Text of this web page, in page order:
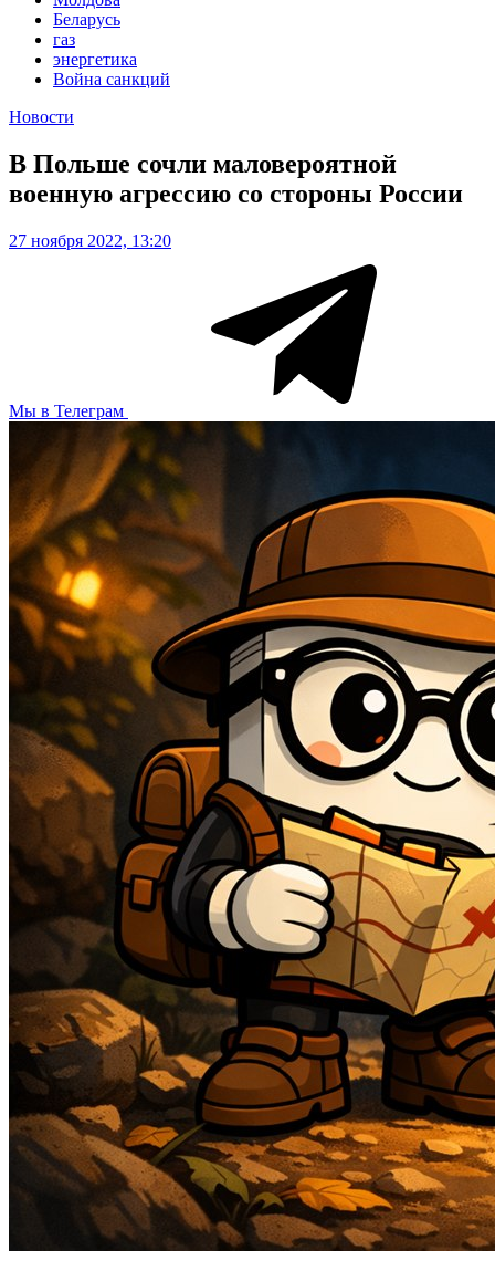
Беларусь
газ
энергетика
Война санкций
Новости
В Польше сочли маловероятной
военную агрессию со стороны России
27 ноября 2022, 13:20
Мы в Телеграм